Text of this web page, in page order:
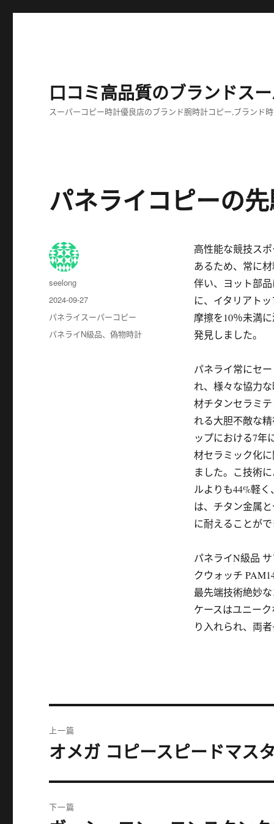
口コミ高品質のブランドス
スーパーコピー時計優良店のブランド腕時計コピー,ブランド
パネライコピーの
高性能な競技ス
あるため、常に
伴い、ヨット部
に、イタリアト
摩擦を10％未満
発見しました。
パネライ常にセ
れ、様々な協力
材チタンセラミ
れる大胆不敵な
ップにおける7年
材セラミック化
ました。こ技術
ルよりも44%軽
は、チタン金属
に耐えることがで
パネライN級品
クウォッチ
最先端技術絶妙
ケースはユニー
り入れられ、両
作
者
seelong
发
布
于
2024-09-27
分
类
パネライスーパーコピー
标
パネライN級品、偽物時計
章
上一篇
上
文
章：
オメガ コピースピードマス
下一篇